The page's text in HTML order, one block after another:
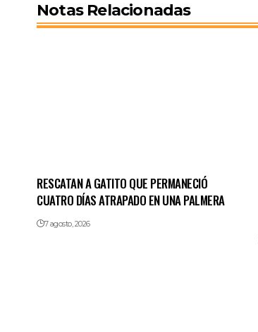
Notas Relacionadas
RESCATAN A GATITO QUE PERMANECIÓ
CUATRO DÍAS ATRAPADO EN UNA PALMERA
7 agosto, 2026